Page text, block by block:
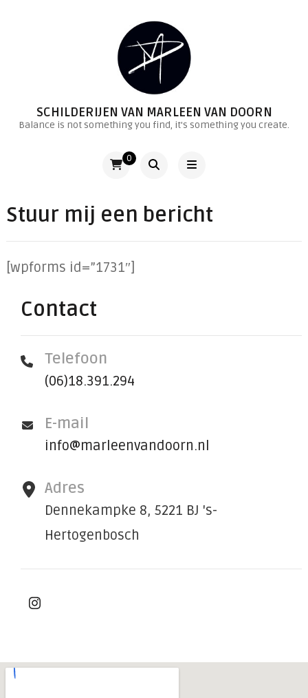
SCHILDERIJEN VAN MARLEEN VAN DOORN
Balance is not something you find, it's something you create.
0
Stuur mij een bericht
[wpforms id=”1731″]
Contact
Telefoon
(06)18.391.294
E-mail
info@marleenvandoorn.nl
Adres
Dennekampke 8, 5221 BJ 's-
Hertogenbosch